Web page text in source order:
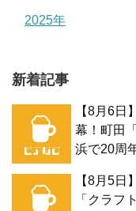
2025年
新着記事
【8月6日
幕！町田
浜で20周
【8月5日
「クラフ